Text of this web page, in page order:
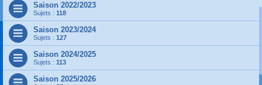
Saison 2022/2023
Sujets : 118
Saison 2023/2024
Sujets : 127
Saison 2024/2025
Sujets : 113
Saison 2025/2026